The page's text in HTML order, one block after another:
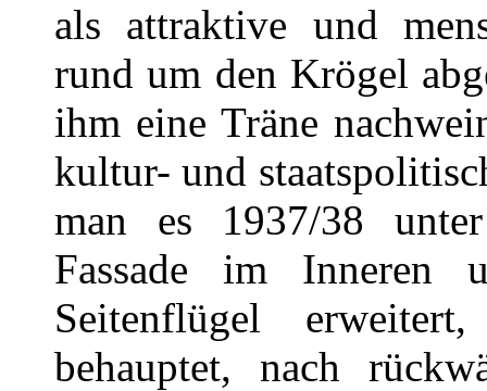
als attraktive und
rund um den Krögel
ihm eine Träne
kultur- und
man es 1937/38
Fassade im Inneren
Seitenflügel
behauptet, nach